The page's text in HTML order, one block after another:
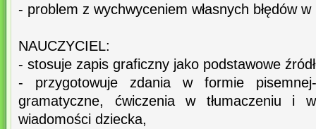
- problem z wychwyceniem własnych błędów
NAUCZYCIEL:
- stosuje zapis graficzny jako podstawowe
- przygotowuje zdania w formie pisemnej-
gramatyczne, ćwiczenia w tłumaczeniu i
wiadomości dziecka,